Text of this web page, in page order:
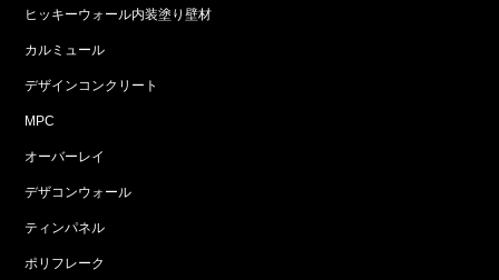
ヒッキーウォール内装塗り壁材
カルミュール
デザインコンクリート
MPC
オーバーレイ
デザコンウォール
ティンパネル
ポリフレーク